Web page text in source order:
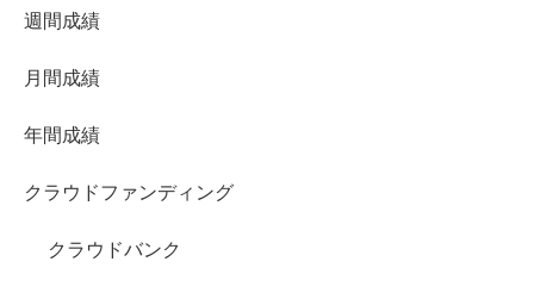
週間成績
月間成績
年間成績
クラウドファンディング
クラウドバンク